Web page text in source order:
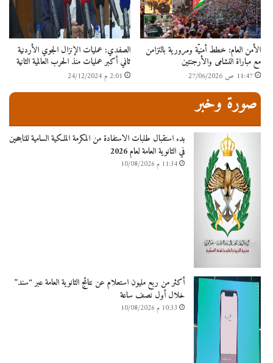
الأمن العام: خطط أمنيّة ومرورية بالتزامن
مع مباراة النشامى والأرجنتين
11:47 ص 27/06/2026
الصفدي: عمليات الإنزال الجوي الأردنية
ثاني أكبر عمليات منذ الحرب العالمية الثانية
2:01 م 24/12/2024
صورة وخبر
بدء استقبال طلبات الاستفادة من المكرمة الملكية السامية للناجحين
في الثانوية العامة لعام 2026
11:34 م 10/08/2026
أكثر من ربع مليون استعلام عن نتائج الثانوية العامة عبر “سند”
خلال أول نصف ساعة
10:33 م 10/08/2026